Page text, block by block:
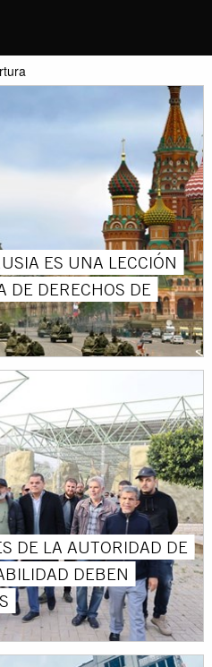
ES UNA LECCIÓN
DE DERECHOS DE
DE LA AUTORIDAD DE
DEBEN